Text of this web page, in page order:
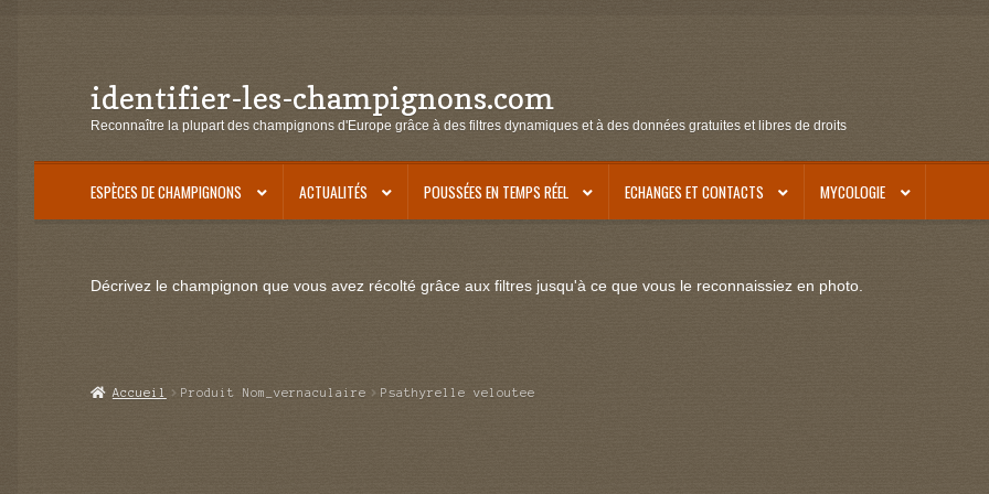
Aller
à
navigation
Aller
au
identifier-les-champignons.com
Reconnaître la plupart des champignons d'Europe grâce à des filtres dynamiques et à des données gratuites et libres de droits
ESPÈCES DE CHAMPIGNONS ACTUALITÉS POUSSÉES EN TEMPS RÉEL ECHANGES ET CONTACTS MYCOLOGIE
Décrivez le champignon que vous avez récolté grâce aux filtres jusqu'à ce que vous le reconnaissiez en photo.
Accueil Produit Nom_vernaculaire Psathyrelle veloutee